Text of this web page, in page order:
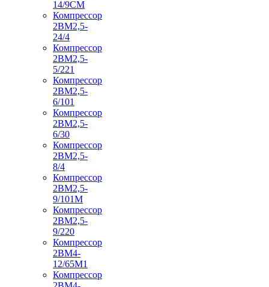
14/9СМ
Компрессор
2ВМ2,5-
24/4
Компрессор
2ВМ2,5-
5/221
Компрессор
2ВМ2,5-
6/101
Компрессор
2ВМ2,5-
6/30
Компрессор
2ВМ2,5-
8/4
Компрессор
2ВМ2,5-
9/101М
Компрессор
2ВМ2,5-
9/220
Компрессор
2ВМ4-
12/65М1
Компрессор